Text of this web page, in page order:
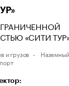
«СИТИ
и грузов